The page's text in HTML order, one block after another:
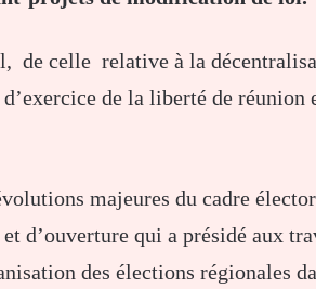
de celle relative à la
de la liberté de réunion
majeures du cadre
d’ouverture qui a présidé aux
des élections régionales